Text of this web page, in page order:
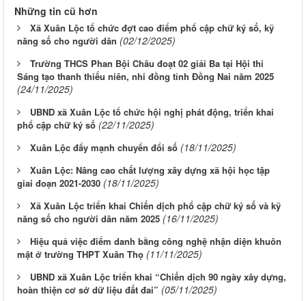
Những tin cũ hơn
Xã Xuân Lộc tổ chức đợt cao điểm phổ cập chữ ký số, kỹ
năng số cho người dân (02/12/2025)
Trường THCS Phan Bội Châu đoạt 02 giải Ba tại Hội thi
Sáng tạo thanh thiếu niên, nhi đồng tỉnh Đồng Nai năm 2025
(24/11/2025)
UBND xã Xuân Lộc tổ chức hội nghị phát động, triển khai
phổ cập chữ ký số (22/11/2025)
Xuân Lộc đẩy mạnh chuyển đổi số (18/11/2025)
Xuân Lộc: Nâng cao chất lượng xây dựng xã hội học tập
giai đoạn 2021-2030 (18/11/2025)
Xã Xuân Lộc triển khai Chiến dịch phổ cập chữ ký số và kỹ
năng số cho người dân năm 2025 (16/11/2025)
Hiệu quả việc điểm danh bằng công nghệ nhận diện khuôn
mặt ở trường THPT Xuân Thọ (11/11/2025)
UBND xã Xuân Lộc triển khai “Chiến dịch 90 ngày xây dựng,
hoàn thiện cơ sở dữ liệu đất đai” (05/11/2025)